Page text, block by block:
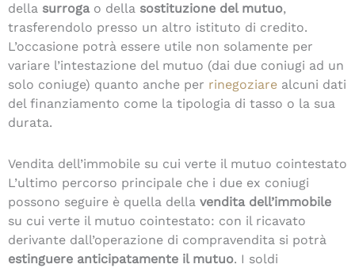
della surrogao della sostituzione del mutuo,
trasferendolo presso un altro istituto di credito.
L’occasione potrà essere utile non solamente per
variare l’intestazione del mutuo (dai due coniugi ad un
solo coniuge) quanto anche per rinegoziare alcuni dati
del finanziamento come la tipologia di tasso o la sua
durata.
Vendita dell’immobile su cui verte il mutuo cointestato
L’ultimo percorso principale che i due ex coniugi
possono seguire è quella della vendita dell’immobile
su cui verte il mutuo cointestato: con il ricavato
derivante dall’operazione di compravendita si potrà
estinguere anticipatamente il mutuo. I soldi